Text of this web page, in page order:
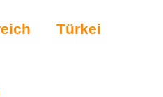
Türkei